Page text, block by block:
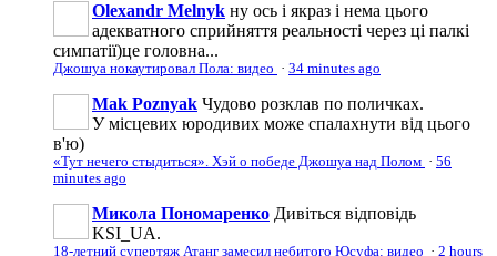
Olexandr Melnyk ну ось і якраз і нема цього
адекватного сприйняття реальності через ці палкі
симпатії)це головна...
Джошуа нокаутировал Пола: видео · 34 minutes ago
Mak Poznyak Чудово розклав по поличках.
У місцевих юродивих може спалахнути від цього
в'ю)
«Тут нечего стыдиться». Хэй о победе Джошуа над Полом · 56
minutes ago
Микола Пономаренко Дивіться відповідь
KSI_UA.
18-летний супертяж Атанг замесил небитого Юсуфа: видео · 2 hours